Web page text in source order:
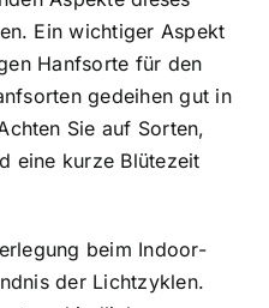
Ein wichtiger Aspekt
Hanfsorte für den
gedeihen gut in
Sie auf Sorten,
eine kurze Blütezeit
beim Indoor-
der Lichtzyklen.